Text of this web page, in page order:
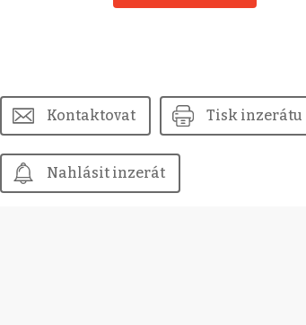
Kontaktovat Tisk inzerátu
Nahlásit inzerát